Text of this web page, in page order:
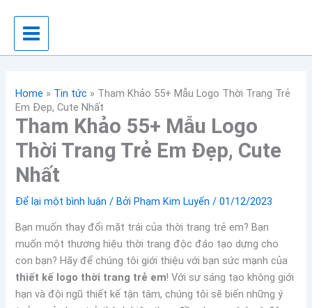
dung
Home » Tin tức » Tham Khảo 55+ Mẫu Logo Thời Trang Trẻ
Em Đẹp, Cute Nhất
Tham Khảo 55+ Mẫu Logo
Thời Trang Trẻ Em Đẹp, Cute
Nhất
Để lại một bình luận / BởiPhạm Kim Luyến/01/12/2023
Bạn muốn thay đổi mặt trái của thời trang trẻ em? Bạn
muốn một thương hiệu thời trang độc đáo tạo dựng cho
con bạn? Hãy để chúng tôi giới thiệu với bạn sức mạnh của
thiết kế logo thời trang trẻ em! Với sự sáng tạo không giới
hạn và đội ngũ thiết kế tận tâm, chúng tôi sẽ biến những ý